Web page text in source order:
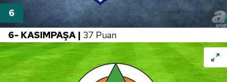
6- KASIMPAŞA | 37 Puan